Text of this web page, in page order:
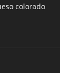
colorado